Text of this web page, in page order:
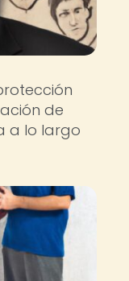
de
a lo largo